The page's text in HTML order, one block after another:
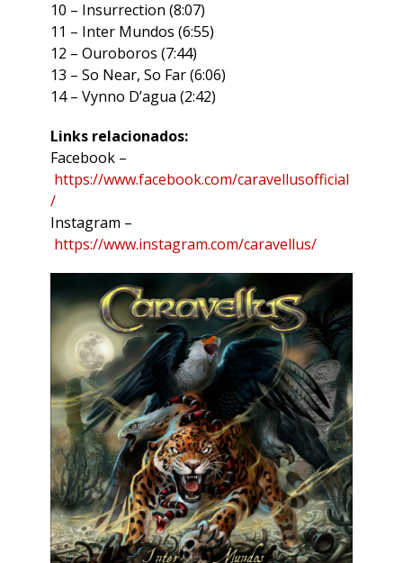
10 – Insurrection (8:07)
11 – Inter Mundos (6:55)
12 – Ouroboros (7:44)
13 – So Near, So Far (6:06)
14 – Vynno D’agua (2:42)
Links relacionados:
Facebook –
https://www.facebook.com/caravellusofficial
/
Instagram –
https://www.instagram.com/caravellus/